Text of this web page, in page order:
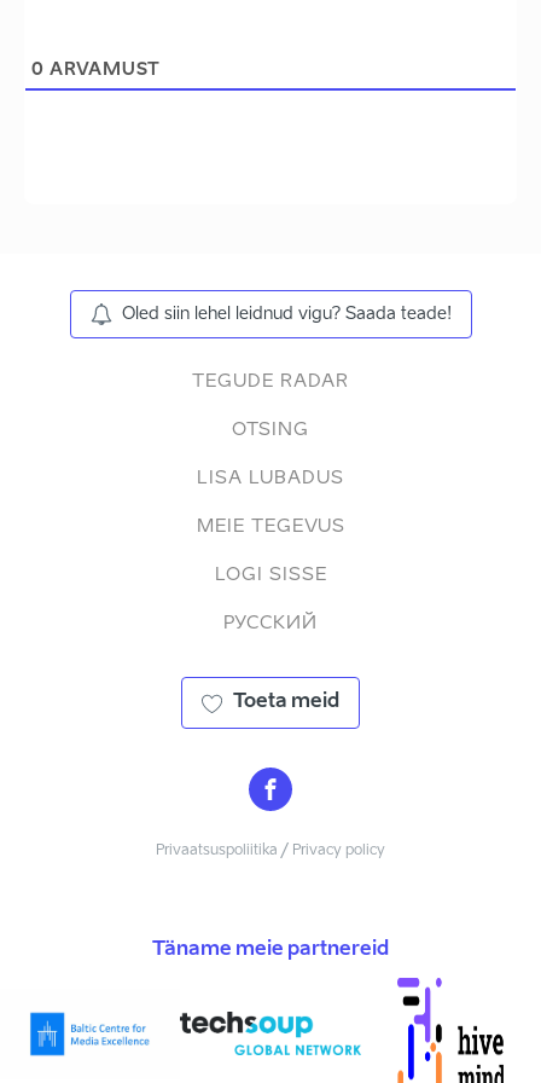
0 ARVAMUST
Oled siin lehel leidnud vigu? Saada teade!
TEGUDE RADAR
OTSING
LISA LUBADUS
MEIE TEGEVUS
LOGI SISSE
РУССКИЙ
Toeta meid
Privaatsuspoliitika / Privacy policy
Täname meie partnereid